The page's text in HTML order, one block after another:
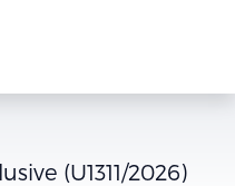
(U1311/2026)